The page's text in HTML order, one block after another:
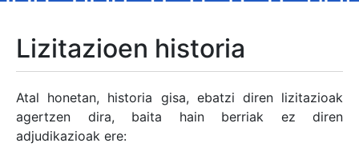
Erakutsi/Ezkutatu
Lizitazioen historia
Atal honetan, historia gisa, ebatzi diren lizitazioak
agertzen dira, baita hain berriak ez diren
adjudikazioak ere: